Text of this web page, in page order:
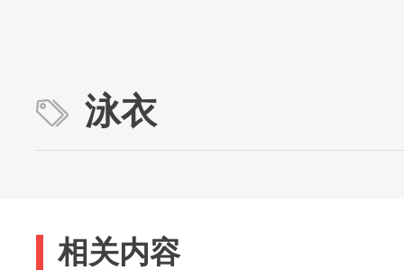
泳衣
相关内容